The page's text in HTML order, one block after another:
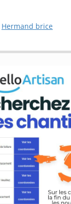
Hermand brice